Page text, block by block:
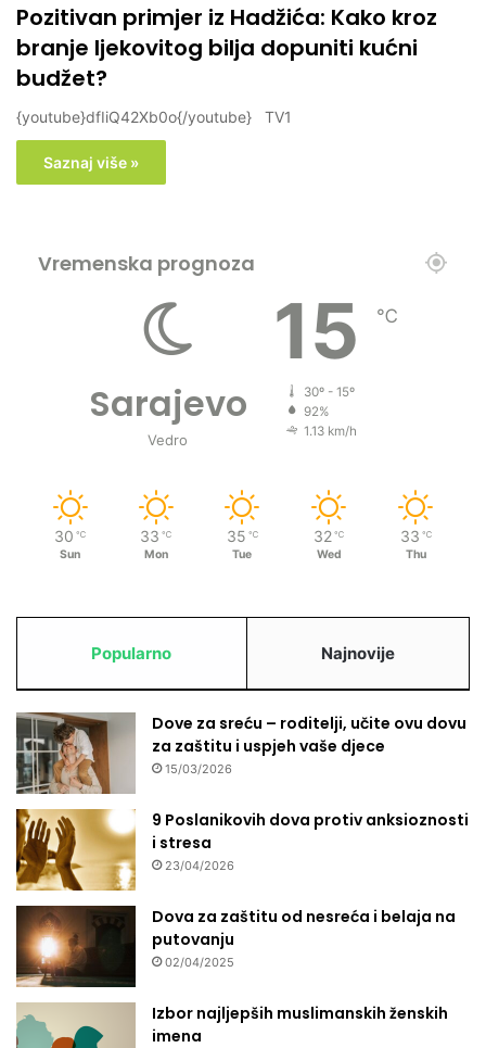
Pozitivan primjer iz Hadžića: Kako kroz
branje ljekovitog bilja dopuniti kućni
budžet?
{youtube}dfIiQ42Xb0o{/youtube} TV1
Saznaj više »
Vremenska prognoza
Sarajevo
Vedro
15 ℃
30º - 15º
92%
1.13 km/h
30 ℃
Sun
33 ℃
Mon
35 ℃
Tue
32 ℃
Wed
33 ℃
Thu
Popularno Najnovije
Dove za sreću – roditelji, učite ovu dovu
za zaštitu i uspjeh vaše djece
15/03/2026
9 Poslanikovih dova protiv anksioznosti
i stresa
23/04/2026
Dova za zaštitu od nesreća i belaja na
putovanju
02/04/2025
Izbor najljepših muslimanskih ženskih
imena